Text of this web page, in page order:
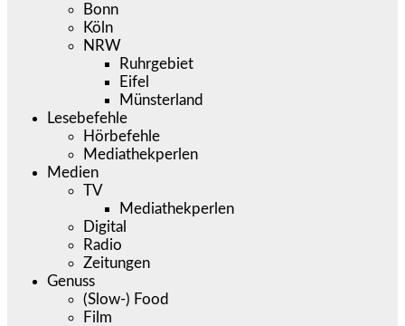
Bonn
Köln
NRW
Ruhrgebiet
Eifel
Münsterland
Lesebefehle
Hörbefehle
Mediathekperlen
Medien
TV
Mediathekperlen
Digital
Radio
Zeitungen
Genuss
(Slow-) Food
Film